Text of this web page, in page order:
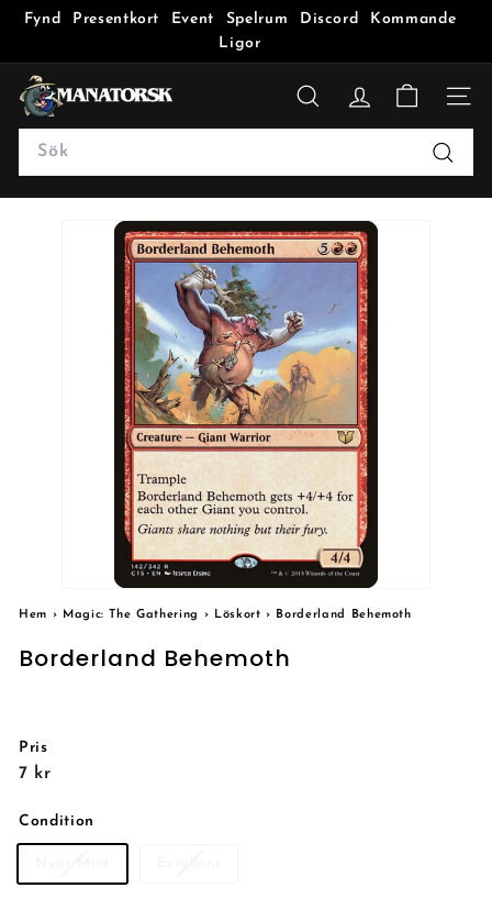
Fynd Presentkort Event Spelrum Discord
Kommande
Ligor
M
a
a
t
SÖK
Search
Sök
Hem › Magic: The Gathering › Löskort › Borderland Behemoth
Borderland Behemoth
Pris
Reguljärt
7 kr7
Condition